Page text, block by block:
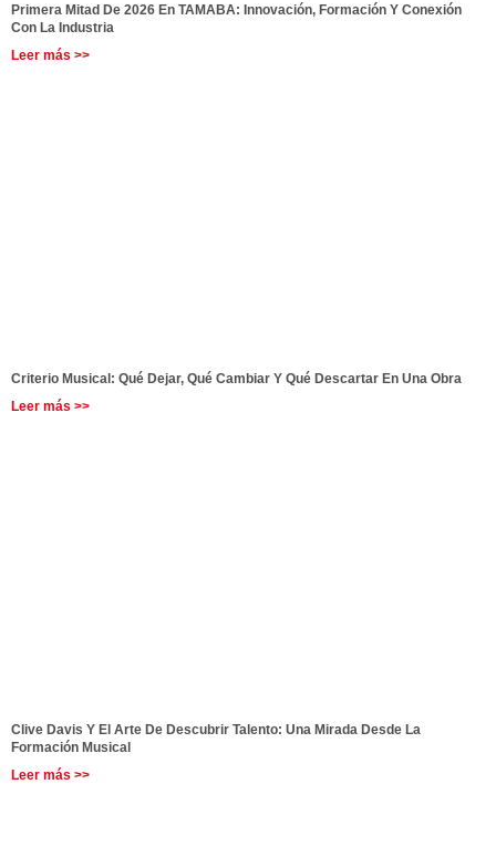
Primera Mitad De 2026 En TAMABA: Innovación, Formación Y Conexión
Con La Industria
Leer más >>
Criterio Musical: Qué Dejar, Qué Cambiar Y Qué Descartar En Una Obra
Leer más >>
Clive Davis Y El Arte De Descubrir Talento: Una Mirada Desde La
Formación Musical
Leer más >>